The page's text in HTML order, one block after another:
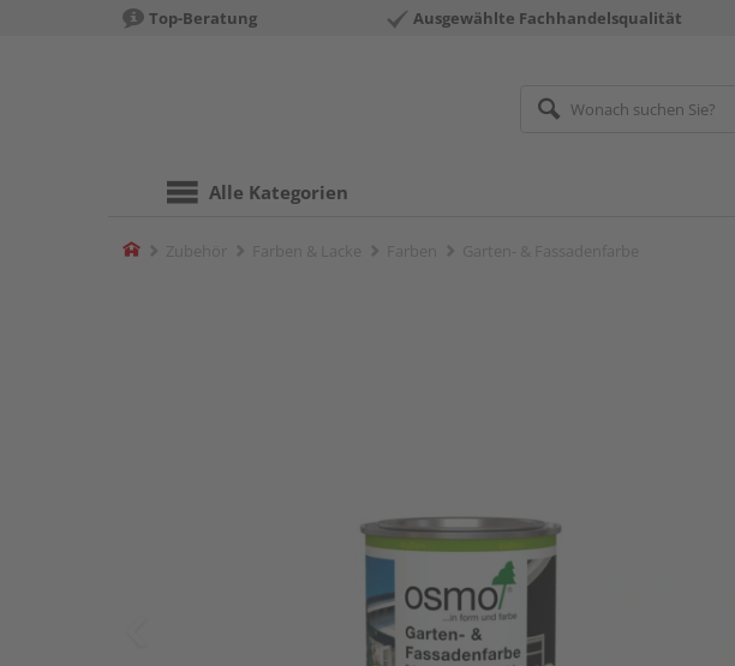
Top-Beratung Ausgewählte Fachhandelsqualität
Alle Kategorien
Home